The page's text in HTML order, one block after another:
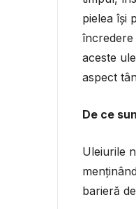
pielea își
încredere
aceste
aspect
De ce
Uleiurile
barieră